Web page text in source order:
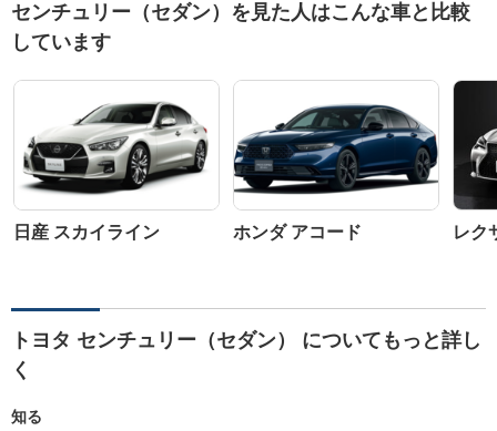
センチュリー（セダン）を見た人はこんな車と比較
しています
日産 スカイライン ホンダ アコード レク
トヨタ センチュリー（セダン） についてもっと詳し
く
知る